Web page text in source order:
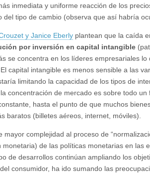
inmediata y uniforme reacción de los
del tipo de cambio (observa que así habría
y Janice Eberly plantean que la caída
por inversión en capital intangible
se concentra en los líderes empresariales
capital intangible es menos sensible a las
limitando la capacidad de los tipos de
concentración de mercado es sobre todo
hasta el punto de que muchos
baratos (billetes aéreos, internet, móviles).
mayor complejidad al proceso de
de las políticas monetarias en las
de desarrollos continúan ampliando los
consumidor, ha ido sumando las